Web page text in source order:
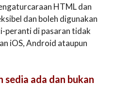
HTML dan
dan boleh digunakan
peranti di pasaran tidak
iOS, Android ataupun
sedia ada dan bukan